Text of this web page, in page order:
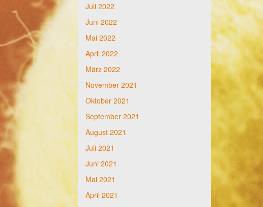
Juli 2022
Juni 2022
Mai 2022
April 2022
März 2022
November 2021
Oktober 2021
September 2021
August 2021
Juli 2021
Juni 2021
Mai 2021
April 2021